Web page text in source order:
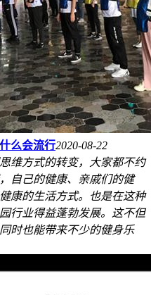
么会流行2020-08-22
维方式的转变，大家都不约
自己的健康、亲戚们的健
康的生活方式。也是在这种
行业得益蓬勃发展。这不但
时也能带来不少的健身乐